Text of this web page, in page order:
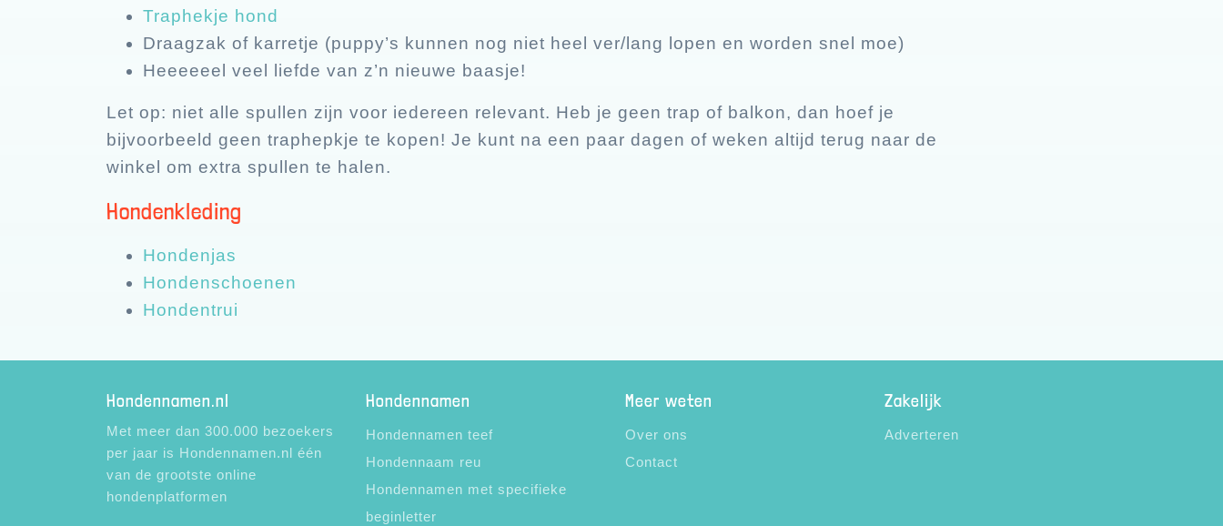
Traphekje hond
Draagzak of karretje (puppy’s kunnen nog niet heel ver/lang lopen en worden snel moe)
Heeeeeel veel liefde van z’n nieuwe baasje!
Let op: niet alle spullen zijn voor iedereen relevant. Heb je geen trap of balkon, dan hoef je
bijvoorbeeld geen traphepkje te kopen! Je kunt na een paar dagen of weken altijd terug naar de
winkel om extra spullen te halen.
Hondenkleding
Hondenjas
Hondenschoenen
Hondentrui
Hondennamen.nl
Met meer dan 300.000 bezoekers
per jaar is Hondennamen.nl één
van de grootste online
hondenplatformen
Hondennamen
Hondennamen teef
Hondennaam reu
Hondennamen met specifieke
beginletter
Meer weten
Over ons
Contact
Zakelijk
Adverteren